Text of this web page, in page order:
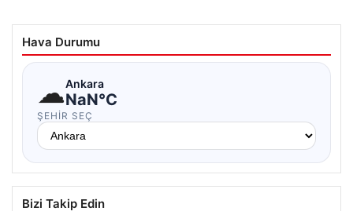
Hava Durumu
☁Ankara
NaN°C
ŞEHIR SEÇ
Bizi Takip Edin